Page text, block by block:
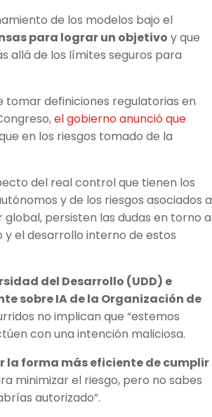
de los modelos bajo el
para lograr un objetivo y que
allá de los límites seguros para
tomar definiciones regulatorias en
el gobierno anunció que
en los riesgos tomado de la
del real control que tienen los
y de los riesgos asociados a
persisten las dudas en torno a
el desarrollo interno de estos
del Desarrollo (UDD) e
sobre IA de la Organización de
no implican que “estemos
con una intención maliciosa.
la forma más eficiente de cumplir
minimizar el riesgo, pero no sabes
autorizado”.